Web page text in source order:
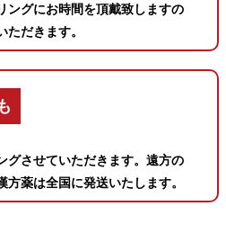
ングにお時間を頂戴致しますの
だきます。
グさせていただきます。遠方の
薬は全国に発送いたします。